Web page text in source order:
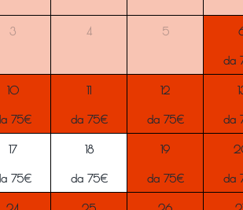
3 4 5
da
10 11 12
75€ da 75€ da 75€ da
17 18 19
75€ da 75€ da 75€ da